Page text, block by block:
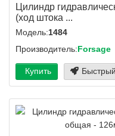
Цилиндр
(ход штока ...
Модель:1484
Производитель:Forsage
Купить